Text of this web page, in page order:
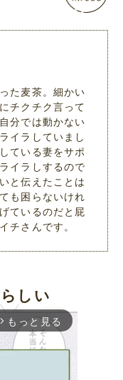
た麦茶。細かい
チクチク言って
分では動かない
イラしていまし
ている妻をサポ
イラしするので
と伝えたことは
も困らないけれ
ているのだと屁
チさんです。
しい
arrow_forward_ios もっと見る